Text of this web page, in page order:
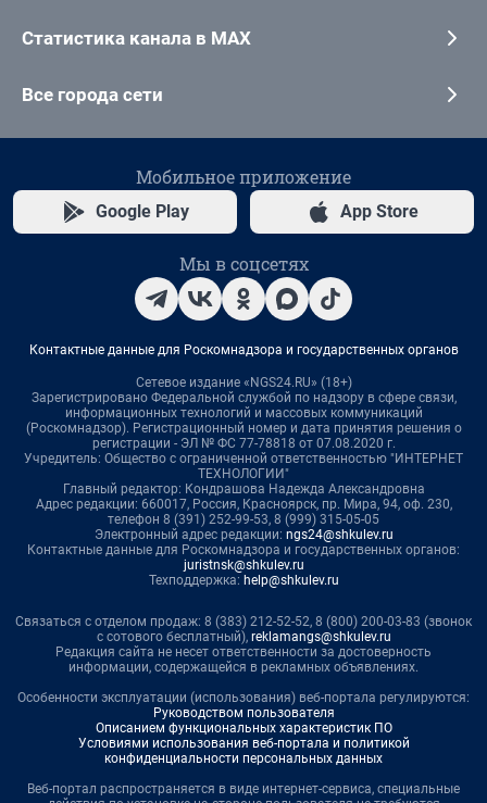
Статистика канала в MAX
Все города сети
Мобильное приложение
Google Play App Store
Мы в соцсетях
Контактные данные для Роскомнадзора и государственных органов
Сетевое издание «NGS24.RU» (18+)
Зарегистрировано Федеральной службой по надзору в сфере связи,
информационных технологий и массовых коммуникаций
(Роскомнадзор). Регистрационный номер и дата принятия решения о
регистрации - ЭЛ № ФС 77-78818 от 07.08.2020 г.
Учредитель: Общество с ограниченной ответственностью "ИНТЕРНЕТ
ТЕХНОЛОГИИ"
Главный редактор: Кондрашова Надежда Александровна
Адрес редакции: 660017, Россия, Красноярск, пр. Мира, 94, оф. 230,
телефон 8 (391) 252-99-53, 8 (999) 315-05-05
Электронный адрес редакции: ngs24@shkulev.ru
Контактные данные для Роскомнадзора и государственных органов:
juristnsk@shkulev.ru
Техподдержка: help@shkulev.ru
Связаться с отделом продаж: 8 (383) 212-52-52, 8 (800) 200-03-83 (звонок
с сотового бесплатный), reklamangs@shkulev.ru
Редакция сайта не несет ответственности за достоверность
информации, содержащейся в рекламных объявлениях.
Особенности эксплуатации (использования) веб-портала регулируются:
Руководством пользователя
Описанием функциональных характеристик ПО
Условиями использования веб-портала и политикой
конфиденциальности персональных данных
Веб-портал распространяется в виде интернет-сервиса, специальные